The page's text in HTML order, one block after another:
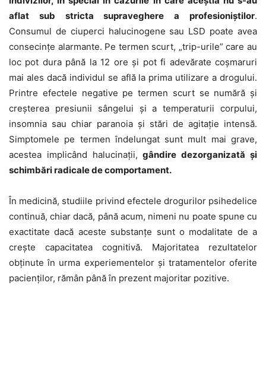
aflat sub stricta supraveghere a profesioniștilor.
Consumul de ciuperci halucinogene sau LSD poate avea
consecințe alarmante. Pe termen scurt, „trip-urile” care au
loc pot dura până la 12 ore și pot fi adevărate coșmaruri
mai ales dacă individul se află la prima utilizare a drogului.
Printre efectele negative pe termen scurt se numără și
creșterea presiunii sângelui și a temperaturii corpului,
insomnia sau chiar paranoia și stări de agitație intensă.
Simptomele pe termen îndelungat sunt mult mai grave,
acestea implicând halucinații,gândire dezorganizată și
schimbări radicale de comportament.
În medicină, studiile privind efectele drogurilor psihedelice
continuă, chiar dacă, până acum, nimeni nu poate spune cu
exactitate dacă aceste substanțe sunt o modalitate de a
crește capacitatea cognitivă. Majoritatea rezultatelor
obținute în urma experiementelor și tratamentelor oferite
pacienților, rămân până în prezent majoritar pozitive.